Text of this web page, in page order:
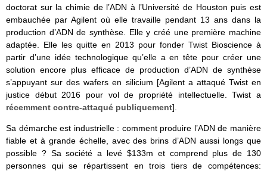
doctorat sur la chimie de l’ADN à l’Université de Houston puis est
embauchée par Agilent où elle travaille pendant 13 ans dans la
production d’ADN de synthèse. Elle y créé une première machine
adaptée. Elle les quitte en 2013 pour fonder Twist Bioscience à
partir d’une idée technologique qu’elle a en tête pour créer une
solution encore plus efficace de production d’ADN de synthèse
s’appuyant sur des wafers en silicium [Agilent a attaqué Twist en
justice début 2016 pour vol de propriété intellectuelle. Twist a
récemment contre-attaqué publiquement].
Sa démarche est industrielle : comment produire l’ADN de manière
fiable et à grande échelle, avec des brins d’ADN aussi longs que
possible ? Sa société a levé $133m et comprend plus de 130
personnes qui se répartissent en trois tiers de compétences: